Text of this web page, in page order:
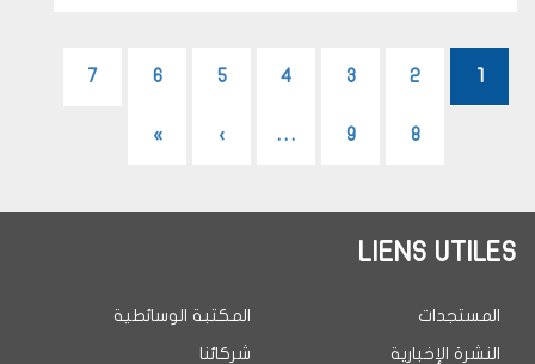
1 الصفحة
2 الصفحة
3 الصفحة
4 الصفحة
5 الصفحة
6 الصفحة
7
الصفحة
8 الصفحة
9
… الصفحة›
Last
»
LIENS UTILES
المستجدات
النشرة الإخبارية
المكتبة الوسائطية
شركائنا